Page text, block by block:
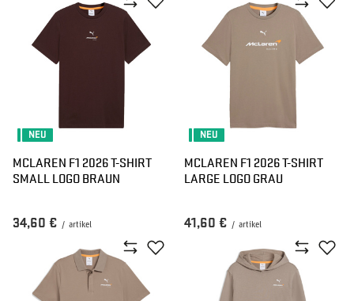
NEU
MCLAREN F1 2026 T-SHIRT
SMALL LOGO BRAUN
34,60 € / artikel
NEU
MCLAREN F1 2026 T-SHIRT
LARGE LOGO GRAU
41,60 € / artikel